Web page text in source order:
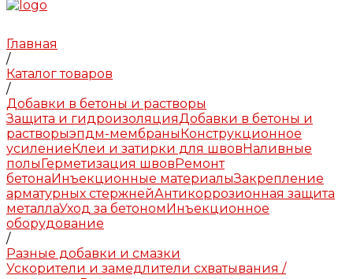
Главная
/
Каталог товаров
/
Добавки в бетоны и растворы
Защита и гидроизоляцияДобавки в бетоны и
растворыэпдм-мембраныКонструкционное
усилениеКлеи и затирки для швовНаливные
полыГерметизация швовРемонт
бетонаИнъекционные материалыЗакрепление
арматурных стержнейАнтикоррозионная защита
металлаУход за бетономИнъекционное
оборудование
/
Разные добавки и смазки
Ускорители и замедлители схватывания /